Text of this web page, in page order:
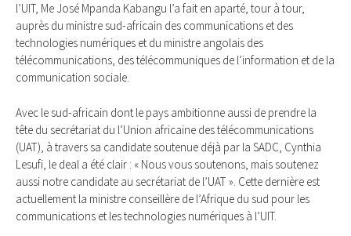
l’UIT, Me José Mpanda Kabangu l’a fait en aparté, tour à tour,
auprès du ministre sud-africain des communications et des
technologies numériques et du ministre angolais des
télécommunications, des télécommuniques de l’information et de la
communication sociale.
Avec le sud-africain dont le pays ambitionne aussi de prendre la
tête du secrétariat du l’Union africaine des télécommunications
(UAT), à travers sa candidate soutenue déjà par la SADC, Cynthia
Lesufi, le deal a été clair : « Nous vous soutenons, mais soutenez
aussi notre candidate au secrétariat de l’UAT ». Cette dernière est
actuellement la ministre conseillère de l’Afrique du sud pour les
communications et les technologies numériques à l’UIT.